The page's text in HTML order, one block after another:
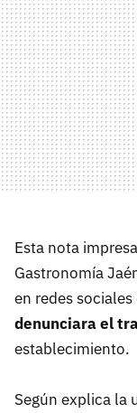
Esta nota
Gastronomía
en redes
denunciara el
establecimiento.
Según explica la